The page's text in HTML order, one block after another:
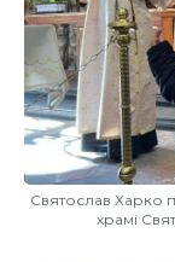
Святослав Харко
храмі